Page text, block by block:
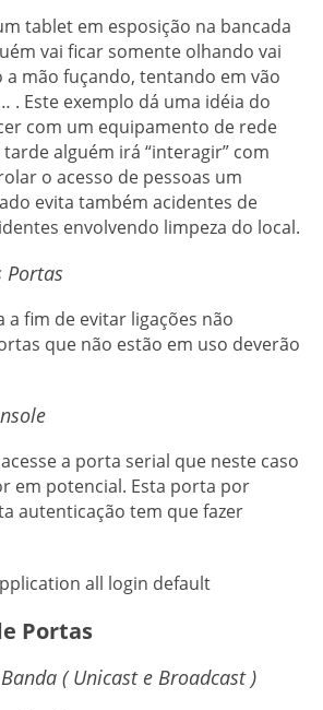
tablet em esposição na bancada
vai ficar somente olhando vai
a mão fuçando, tentando em vão
. Este exemplo dá uma idéia do
com um equipamento de rede
alguém irá “interagir” com
o acesso de pessoas um
evita também acidentes de
envolvendo limpeza do local.
Portas
a fim de evitar ligações não
que não estão em uso deverão
a porta serial que neste caso
em potencial. Esta porta por
autenticação tem que fazer
all login default
Portas
( Unicast e Broadcast )